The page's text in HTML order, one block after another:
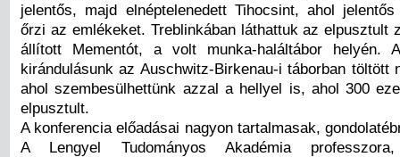
jelentős, majd elnéptelenedett Tihocsint, ahol
őrzi az emlékeket. Treblinkában láthattuk az elpusztult
állított Mementót, a volt munka-haláltábor helyén.
kirándulásunk az Auschwitz-Birkenau-i táborban töltött
ahol szembesülhettünk azzal a hellyel is, ahol 300
elpusztult.
A konferencia előadásai nagyon tartalmasak,
A Lengyel Tudományos Akadémia